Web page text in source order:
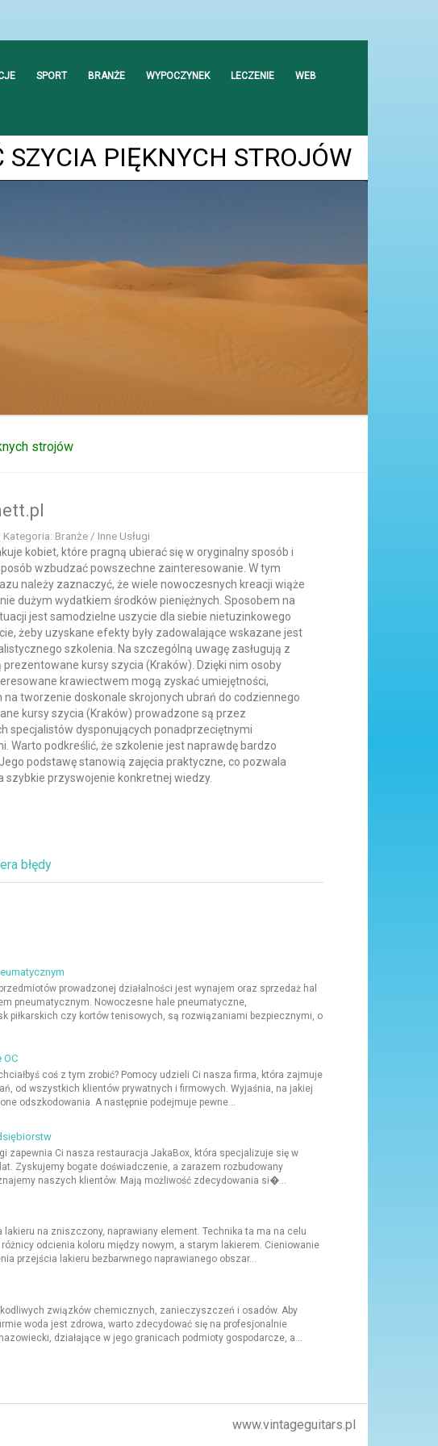
SPORT BRANŻE WYPOCZYNEK LECZENIE WEB
PIĘKNYCH STROJÓW
strojów
Kategoria: Branże / Inne Usługi
kobiet, które pragną ubierać się w oryginalny sposób i
wzbudzać powszechne zainteresowanie. W tym
należy zaznaczyć, że wiele nowoczesnych kreacji wiąże
dużym wydatkiem środków pieniężnych. Sposobem na
jest samodzielne uszycie dla siebie nietuzinkowego
żeby uzyskane efekty były zadowalające wskazane jest
szkolenia. Na szczególną uwagę zasługują z
prezentowane kursy szycia (Kraków). Dzięki nim osoby
krawiectwem mogą zyskać umiejętności,
na tworzenie doskonale skrojonych ubrań do codziennego
kursy szycia (Kraków) prowadzone są przez
specjalistów dysponujących ponadprzeciętnymi
Warto podkreślić, że szkolenie jest naprawdę bardzo
podstawę stanowią zajęcia praktyczne, co pozwala
szybkie przyswojenie konkretnej wiedzy.
błędy
prowadzonej działalności jest wynajem oraz sprzedaż hal
pneumatycznym. Nowoczesne hale pneumatyczne,
piłkarskich czy kortów tenisowych, są rozwiązaniami bezpiecznymi, o
coś z tym zrobić? Pomocy udzieli Ci nasza firma, która zajmuje
od wszystkich klientów prywatnych i firmowych. Wyjaśnia, na jakiej
odszkodowania. A następnie podejmuje pewne...
zapewnia Ci nasza restauracja JakaBox, która specjalizuje się w
Zyskujemy bogate doświadczenie, a zarazem rozbudowany
naszych klientów. Mają możliwość zdecydowania si�...
na zniszczony, naprawiany element. Technika ta ma na celu
odcienia koloru między nowym, a starym lakierem. Cieniowanie
przejścia lakieru bezbarwnego naprawianego obszar...
związków chemicznych, zanieczyszczeń i osadów. Aby
woda jest zdrowa, warto zdecydować się na profesjonalnie
działające w jego granicach podmioty gospodarcze, a...
www.vintageguitars.pl